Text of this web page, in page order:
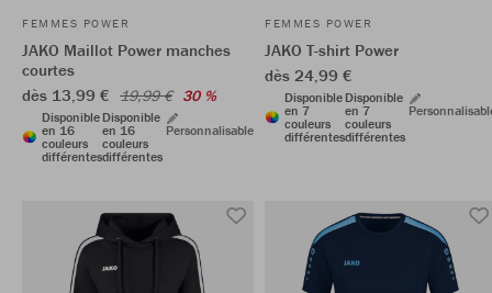
FEMMES POWER
JAKO Maillot Power manches
courtes
dès 13,99 € 19,99 € 30 %
Disponible
en 16
couleurs
différentes
Disponible
en 16
couleurs
différentes
Personnalisable
FEMMES POWER
JAKO T-shirt Power
dès 24,99 €
Disponible
en 7
couleurs
différentes
Disponible
en 7
couleurs
différentes